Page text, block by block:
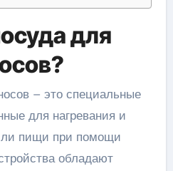
для
для нагревания и
пищи при помощи
обладают